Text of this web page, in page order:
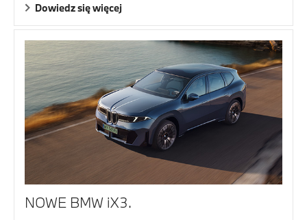
Dowiedz się więcej
NOWE BMW iX3.